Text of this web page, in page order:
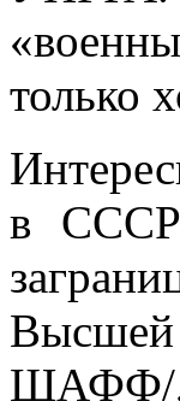
только
в СССР
ШАФФ/,